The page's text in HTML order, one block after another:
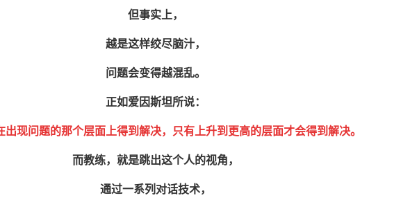
但事实上，
越是这样绞尽脑汁，
问题会变得越混乱。
正如爱因斯坦所说：
出现问题的那个层面上得到解决，只有上升到更高的层面才会得到解决。
而教练，就是跳出这个人的视角，
通过一系列对话技术，